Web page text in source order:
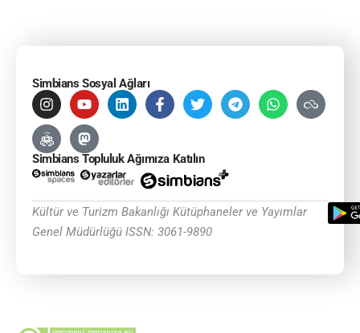
Simbians Sosyal Ağları
Simbians Topluluk Ağımıza Katılın
Kültür ve Turizm Bakanlığı Kütüphaneler ve Yayımlar
Genel Müdürlüğü ISSN: 3061-9890